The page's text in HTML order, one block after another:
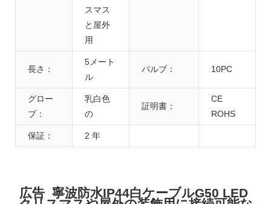
スマス
と屋外
用
長さ：
5メート
ル
バルブ： 10PC
グロー
ブ：
乳白色
の
証明書：
CE
ROHS
保証： 2 年
広告 寧波防水IP44白ケーブルG50 LED